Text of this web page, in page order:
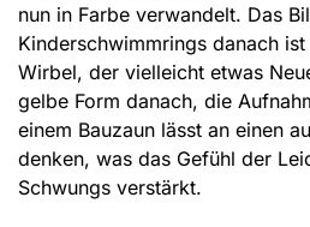
nun in Farbe verwandelt. Das
Kinderschwimmrings danach
Wirbel, der vielleicht etwas
gelbe Form danach, die
einem Bauzaun lässt an einen
denken, was das Gefühl der
Schwungs verstärkt.